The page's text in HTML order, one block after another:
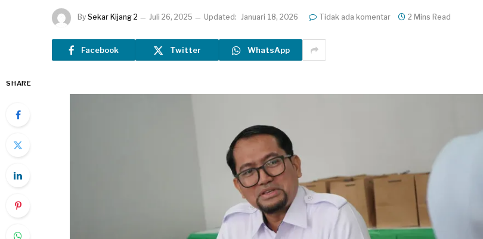
By Sekar Kijang 2 Juli 26, 2025 Updated: Januari 18, 2026 Tidak ada komentar 2 Mins Read
Facebook Twitter WhatsApp
SHARE